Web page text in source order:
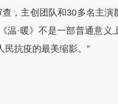
，主创团队和30多名主
温·暖》不是一部普通意义
民抗疫的最美缩影。”